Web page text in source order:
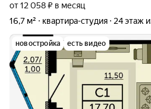
от 12 058 ₽ в месяц
16,7 м²
квартира-студия 24 этаж
новостройка есть видео